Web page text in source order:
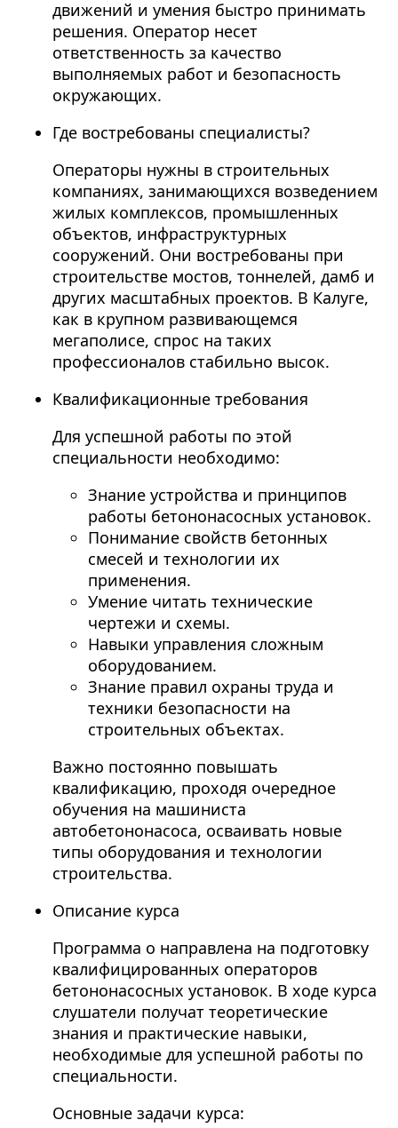
движений и умения быстро принимать
решения. Оператор несет
ответственность за качество
выполняемых работ и безопасность
окружающих.
Где востребованы специалисты?
Операторы нужны в строительных
компаниях, занимающихся возведением
жилых комплексов, промышленных
объектов, инфраструктурных
сооружений. Они востребованы при
строительстве мостов, тоннелей, дамб и
других масштабных проектов. В Калуге,
как в крупном развивающемся
мегаполисе, спрос на таких
профессионалов стабильно высок.
Квалификационные требования
Для успешной работы по этой
специальности необходимо:
Знание устройства и принципов
работы бетононасосных установок.
Понимание свойств бетонных
смесей и технологии их
применения.
Умение читать технические
чертежи и схемы.
Навыки управления сложным
оборудованием.
Знание правил охраны труда и
техники безопасности на
строительных объектах.
Важно постоянно повышать
квалификацию, проходя очередное
обучения на машиниста
автобетононасоса, осваивать новые
типы оборудования и технологии
строительства.
Описание курса
Программа о направлена на подготовку
квалифицированных операторов
бетононасосных установок. В ходе курса
слушатели получат теоретические
знания и практические навыки,
необходимые для успешной работы по
специальности.
Основные задачи курса: